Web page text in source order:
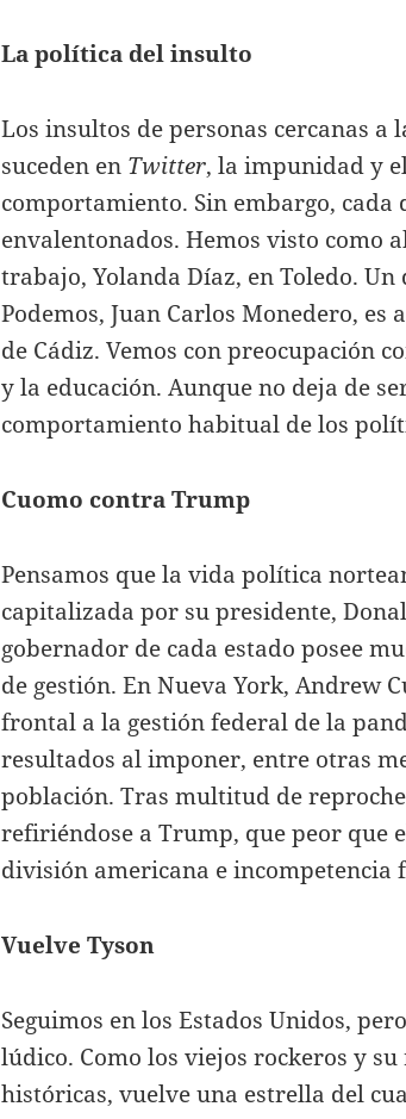
La política del insulto
Los insultos de personas cercanas a
suceden en Twitter, la impunidad y
comportamiento. Sin embargo, cada
envalentonados. Hemos visto como
trabajo, Yolanda Díaz, en Toledo.
Podemos, Juan Carlos Monedero,
de Cádiz. Vemos con preocupación
y la educación. Aunque no deja de
comportamiento habitual de los
Cuomo contra Trump
Pensamos que la vida política
capitalizada por su presidente,
gobernador de cada estado posee
de gestión. En Nueva York, Andrew
frontal a la gestión federal de la
resultados al imponer, entre otras
población. Tras multitud de
refiriéndose a Trump, que peor que
división americana e incompetencia
Vuelve Tyson
Seguimos en los Estados Unidos,
lúdico. Como los viejos rockeros y
históricas, vuelve una estrella del